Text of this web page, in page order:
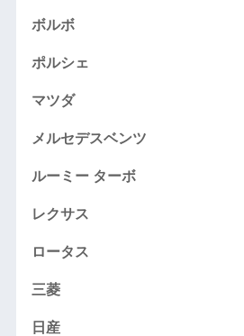
ボルボ
ポルシェ
マツダ
メルセデスベンツ
ルーミー ターボ
レクサス
ロータス
三菱
日産